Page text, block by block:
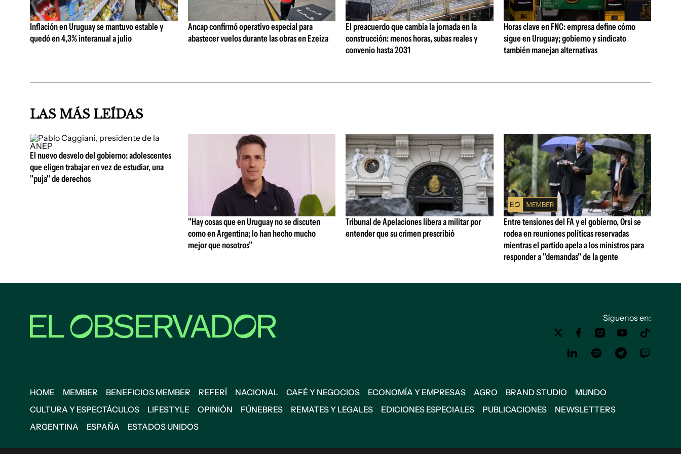
Inflación en Uruguay se mantuvo estable y
quedó en 4,3% interanual a julio
Ancap confirmó operativo especial para
abastecer vuelos durante las obras en Ezeiza
El preacuerdo que cambia la jornada en la
construcción: menos horas, subas reales y
convenio hasta 2031
Horas clave en FNC: empresa define cómo
sigue en Uruguay; gobierno y sindicato
también manejan alternativas
LAS MÁS LEÍDAS
El nuevo desvelo del gobierno: adolescentes
que eligen trabajar en vez de estudiar, una
"puja" de derechos
"Hay cosas que en Uruguay no se discuten
como en Argentina; lo han hecho mucho
mejor que nosotros"
Tribunal de Apelaciones libera a militar por
entender que su crimen prescribió
Entre tensiones del FA y el gobierno, Orsi se
rodea en reuniones políticas reservadas
mientras el partido apela a los ministros para
responder a "demandas" de la gente
Siguenos en:
HOME MEMBER BENEFICIOS MEMBER REFERÍ NACIONAL CAFÉ Y NEGOCIOS ECONOMÍA Y EMPRESAS AGRO BRAND STUDIO
MUNDO
CULTURA Y ESPECTÁCULOS
LIFESTYLE OPINIÓN FÚNEBRES REMATES Y LEGALES EDICIONES ESPECIALES PUBLICACIONES
NEWSLETTERS
ARGENTINA
ESPAÑA ESTADOS UNIDOS